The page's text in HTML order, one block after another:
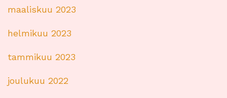
maaliskuu 2023
helmikuu 2023
tammikuu 2023
joulukuu 2022